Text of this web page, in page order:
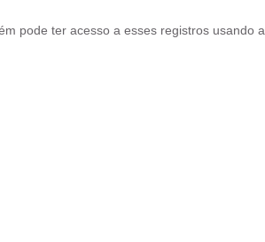
pode ter acesso a esses registros usando a